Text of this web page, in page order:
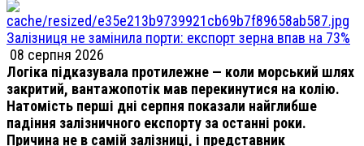
Залізниця не замінила порти: експорт зерна впав на 73%
08 серпня 2026
Логіка підказувала протилежне — коли морський шлях
закритий, вантажопотік мав перекинутися на колію.
Натомість перші дні серпня показали найглибше
падіння залізничного експорту за останні роки.
Причина не в самій залізниці, і представник